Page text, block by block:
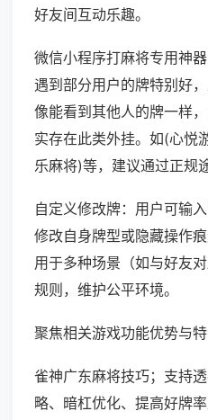
好友间互动乐趣。
微信小程序打麻将专用神
遇到部分用户的牌特别好
像能看到其他人的牌一样
实存在此类外挂。如(心悦
乐麻将)等，建议通过正规
自定义修改牌：用户可输
修改自身牌型或隐藏操作
用于多种场景（如与好友
规则，维护公平环境。
聚焦相关游戏功能优势与特
雀神广东麻将技巧；支持
略、暗杠优化、提高好牌